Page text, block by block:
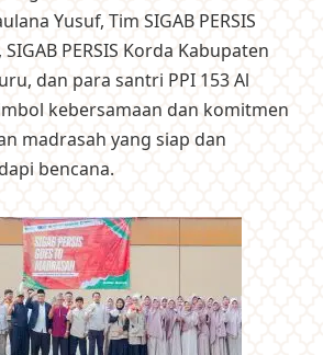
Yusuf, Tim SIGAB PERSIS
PERSIS Korda Kabupaten
dan para santri PPI 153 Al
kebersamaan dan komitmen
madrasah yang siap dan
bencana.